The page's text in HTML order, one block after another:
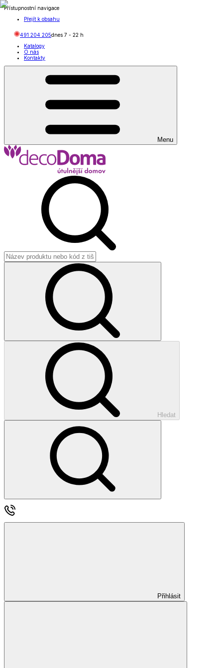
Přístupnostní navigace
Přejít k obsahu
491 204 205dnes 7 - 22 h
Katalogy
O nás
Kontakty
Menu
Hledat
Přihlásit